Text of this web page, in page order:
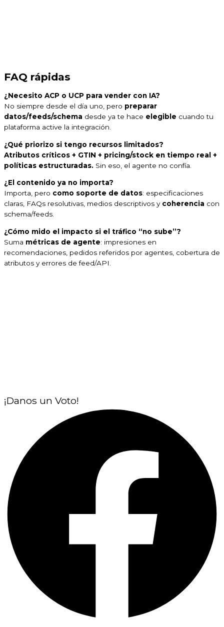
FAQ rápidas
¿Necesito ACP o UCP para vender con IA?
No siempre desde el día uno, pero preparar
datos/feeds/schema desde ya te hace elegible cuando tu
plataforma active la integración.
¿Qué priorizo si tengo recursos limitados?
Atributos críticos + GTIN + pricing/stock en tiempo real +
políticas estructuradas. Sin eso, el agente no confía.
¿El contenido ya no importa?
Importa, pero como soporte de datos: especificaciones
claras, FAQs resolutivas, medios descriptivos y coherencia con
schema/feeds.
¿Cómo mido el impacto si el tráfico “no sube”?
Suma métricas de agente: impresiones en
recomendaciones, pedidos referidos por agentes, cobertura de
atributos y errores de feed/API.
¡Danos un Voto!